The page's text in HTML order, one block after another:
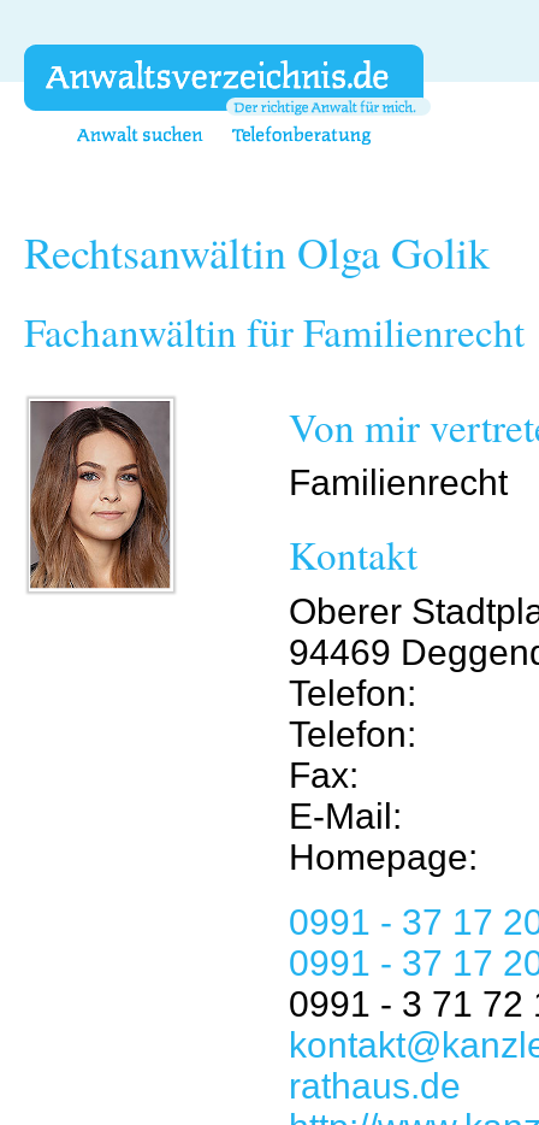
Rechtsanwältin Olga Golik
Fachanwältin für Familienrecht
Von mir
Familienrecht
Kontakt
Oberer
94469
Telefon:
Telefon:
Fax:
E-Mail:
Homepage:
0991 - 37 17
0991 - 37 17
0991 - 3 71 72
rathaus.de